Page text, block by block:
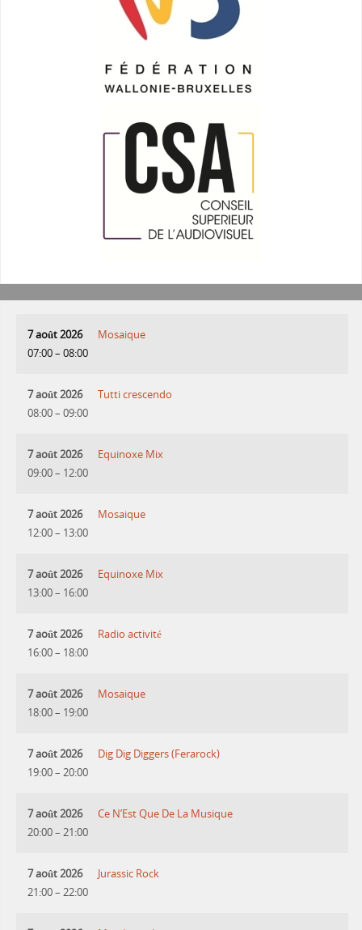
7 août 2026
07:00– 08:00
Mosaique
7 août 2026
08:00– 09:00
Tutti crescendo
7 août 2026
09:00– 12:00
Equinoxe Mix
7 août 2026
12:00– 13:00
Mosaique
7 août 2026
13:00– 16:00
Equinoxe Mix
7 août 2026
16:00– 18:00
Radio activité
7 août 2026
18:00– 19:00
Mosaique
7 août 2026
19:00– 20:00
Dig Dig Diggers (Ferarock)
7 août 2026
20:00– 21:00
Ce N’Est Que De La Musique
7 août 2026
21:00– 22:00
Jurassic Rock